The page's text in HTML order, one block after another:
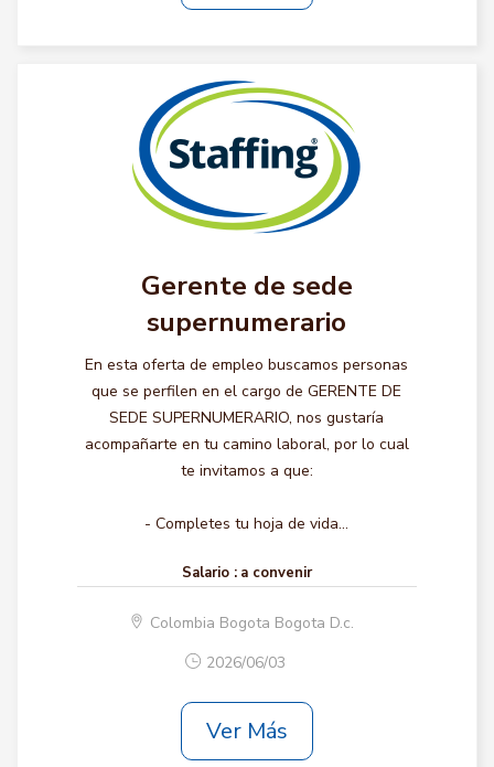
Gerente de sede
supernumerario
En esta oferta de empleo buscamos personas
que se perfilen en el cargo de GERENTE DE
SEDE SUPERNUMERARIO, nos gustaría
acompañarte en tu camino laboral, por lo cual
te invitamos a que:
- Completes tu hoja de vida...
Salario : a convenir
Colombia Bogota Bogota D.c.
2026/06/03
Ver Más